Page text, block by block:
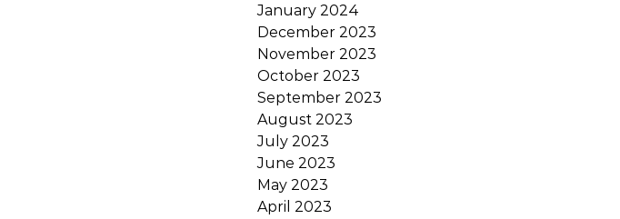
January 2024
December 2023
November 2023
October 2023
September 2023
August 2023
July 2023
June 2023
May 2023
April 2023